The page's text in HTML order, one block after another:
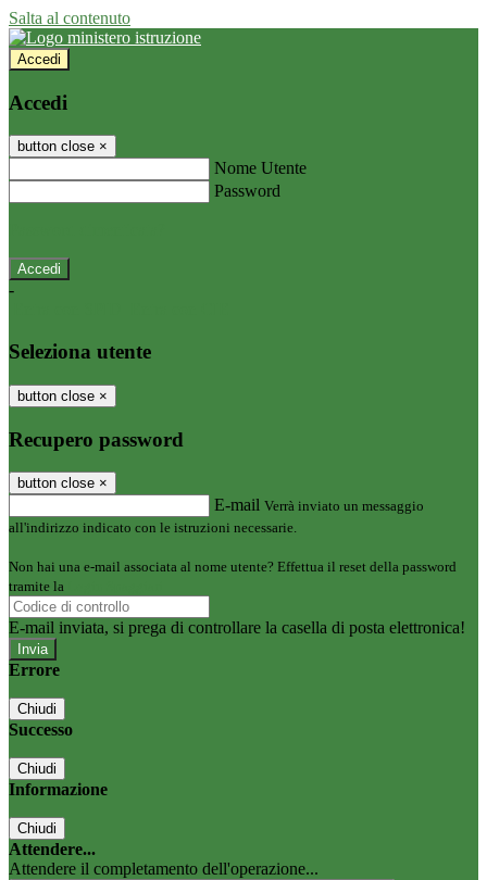
Salta al contenuto
Accedi
Accedi
button close ×
Nome Utente
Password
-
Seleziona utente
button close ×
Recupero password
button close ×
E-mail Verrà inviato un messaggio
all'indirizzo indicato con le istruzioni necessarie.
Non hai una e-mail associata al nome utente? Effettua il reset della password
tramite la
E-mail inviata, si prega di controllare la casella di posta elettronica!
Errore
Chiudi
Successo
Chiudi
Informazione
Chiudi
Attendere...
Attendere il completamento dell'operazione...